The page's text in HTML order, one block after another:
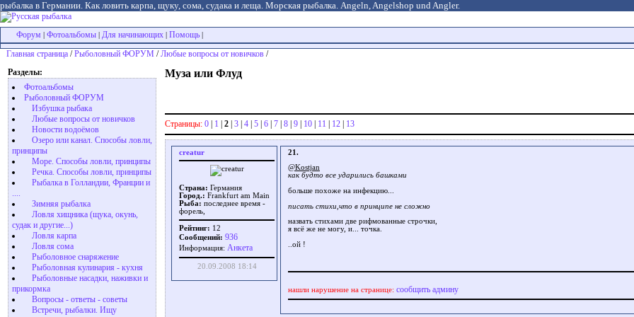
рыбалка в Германии. Как ловить карпа, щуку, сома, судака и леща. Морская рыбалка. Angeln, Angelshop und Angler.
Форум
Фотоальбомы Для начинающих Помощь
Главная страница /Рыболовный ФОРУМ /Любые вопросы от новичков /
Разделы:
Фотоальбомы
Рыболовный ФОРУМ
Избушка рыбака
Любые вопросы от новичков
Новости водоёмов
Озеро или канал. Способы ловли,
принципы
Море. Способы ловли, принципы
Речка. Способы ловли, принципы
Рыбалка в Голландии, Франции и
....
Зимняя рыбалка
Ловля хищника (щука, окунь,
судак и другие...)
Ловля карпа
Ловля сома
Рыболовное снаряжение
Рыболовная кулинария - кухня
Рыболовные насадки, наживки и
прикормка
Вопросы - ответы - советы
Встречи, рыбалки. Ищу
Муза или Флуд
Страницы: 0 | 1 | 2 | 3 | 4 | 5 | 6 | 7 | 8 | 9 | 10 | 11 | 12 | 13
creatur
Страна: Германия
Город.: Frankfurt am Main
Рыба: последнее время -
форель,
Рейтинг: 12
Сообщений: 936
Информация: Aнкета
20.09.2008 18:14
21.
@Kostjan
как будто все ударились башками
больше похоже на инфекцию...
писать стихи,что в принципе не сложно
назвать стихами две рифмованные строчки,
я всё же не могу, и... точка.
..ой !
нашли нарушение на странице: сообщить админу